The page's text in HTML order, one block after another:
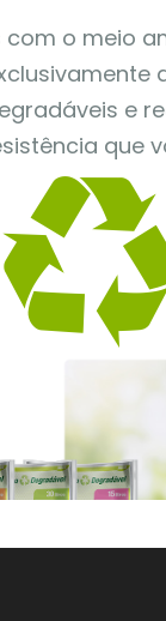
com o meio
​​e
que